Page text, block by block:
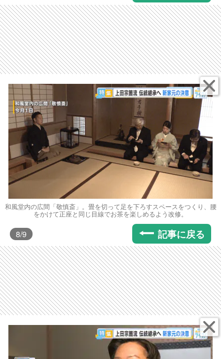
和風堂内の広間「敬慎斎」。畳を切って足を下ろすスペースをつくり、腰
をかけて正座と同じ目線でお茶を楽しめるよう改修。
8/9 記事に戻る